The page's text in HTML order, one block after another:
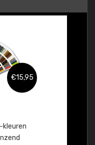
€15,95
kleuren